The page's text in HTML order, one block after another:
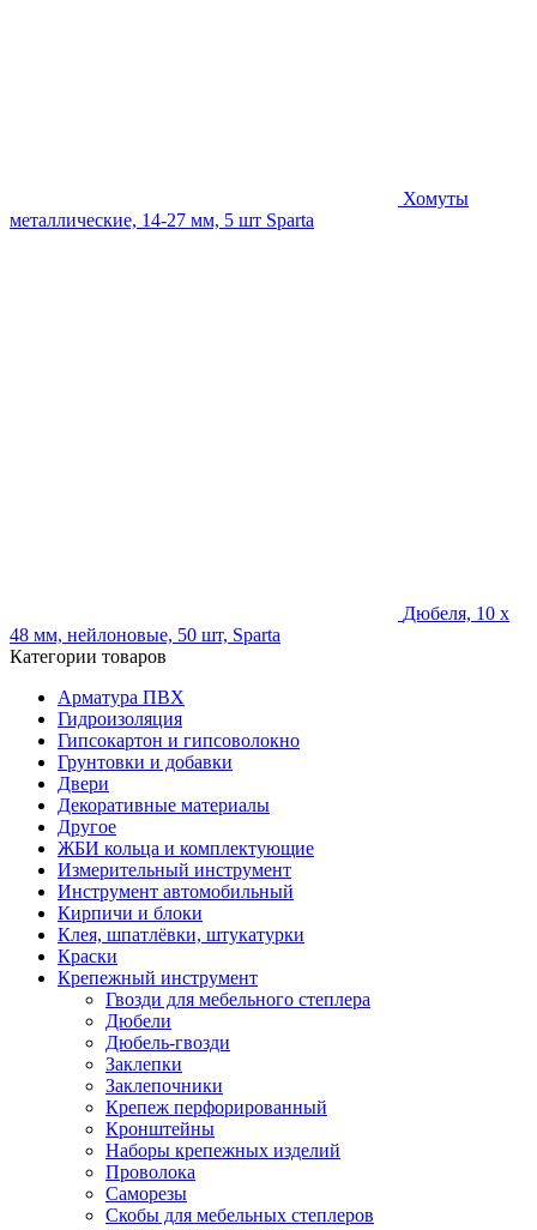
Хомуты
металлические, 14-27 мм, 5 шт Sparta
Дюбеля, 10 х
48 мм, нейлоновые, 50 шт, Sparta
Категории товаров
Арматура ПВХ
Гидроизоляция
Гипсокартон и гипсоволокно
Грунтовки и добавки
Двери
Декоративные материалы
Другое
ЖБИ кольца и комплектующие
Измерительный инструмент
Инструмент автомобильный
Кирпичи и блоки
Клея, шпатлёвки, штукатурки
Краски
Крепежный инструмент
Гвозди для мебельного степлера
Дюбели
Дюбель-гвозди
Заклепки
Заклепочники
Крепеж перфорированный
Кронштейны
Наборы крепежных изделий
Проволока
Саморезы
Скобы для мебельных степлеров